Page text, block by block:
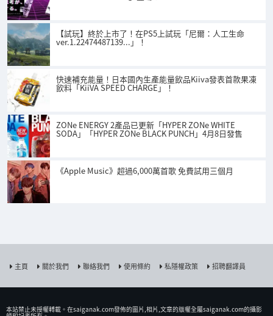
【試玩】終於上市了！在PS5上試玩「尼爾：人工生命
ver.1.22474487139...」！
快速補充能量！日本國內生產能量飲品Kiiva發表首款果凍
飲料「KiiVA SPEED CHARGE」！
ZONe ENERGY 2產品已更新「HYPER ZONe WHITE
SODA」「HYPER ZONe BLACK PUNCH」4月8日發售
《Apple Music》超過6,000萬首歌 免費試用三個月
主頁 關於我們 聯絡我們 使用條約 私隱權政策 招聘翻譯員
本站禁止未授權𨍭載。在saiganak.com發佈的圖片,相片,文章的版權全屬saiganak.com的攝影